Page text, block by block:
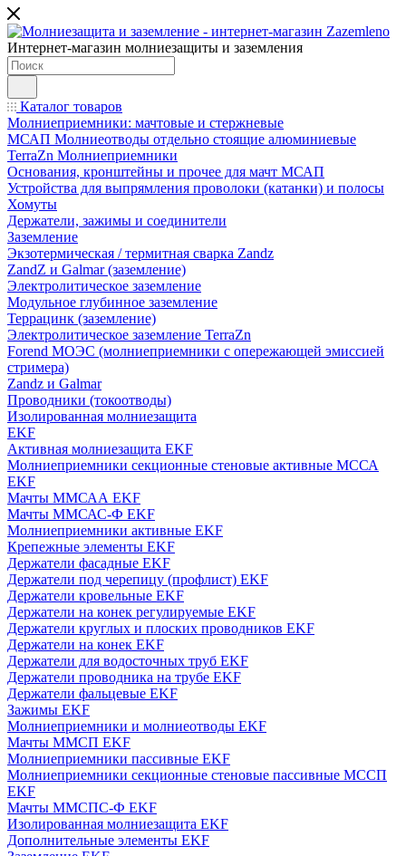
Интернет-магазин молниезащиты и заземления
Каталог товаров
Молниеприемники: мачтовые и стержневые
МСАП Молниеотводы отдельно стоящие алюминиевые
TerraZn Молниеприемники
Основания, кронштейны и прочее для мачт МСАП
Устройства для выпрямления проволоки (катанки) и полосы
Хомуты
Держатели, зажимы и соединители
Заземление
Экзотермическая / термитная сварка Zandz
ZandZ и Galmar (заземление)
Электролитическое заземление
Модульное глубинное заземление
Террацинк (заземление)
Электролитическое заземление TerraZn
Forend МОЭС (молниеприемники с опережающей эмиссией
стримера)
Zandz и Galmar
Проводники (токоотводы)
Изолированная молниезащита
EKF
Активная молниезащита EKF
Молниеприемники секционные стеновые активные МССА
EKF
Мачты ММСАА EKF
Мачты ММСАС-Ф EKF
Молниеприемники активные EKF
Крепежные элементы EKF
Держатели фасадные EKF
Держатели под черепицу (профлист) EKF
Держатели кровельные EKF
Держатели на конек регулируемые EKF
Держатели круглых и плоских проводников EKF
Держатели на конек EKF
Держатели для водосточных труб EKF
Держатели проводника на трубе EKF
Держатели фальцевые EKF
Зажимы EKF
Молниеприемники и молниеотводы EKF
Мачты ММСП EKF
Молниеприемники пассивные EKF
Молниеприемники секционные стеновые пассивные МССП
EKF
Мачты ММСПС-Ф EKF
Изолированная молниезащита EKF
Дополнительные элементы EKF